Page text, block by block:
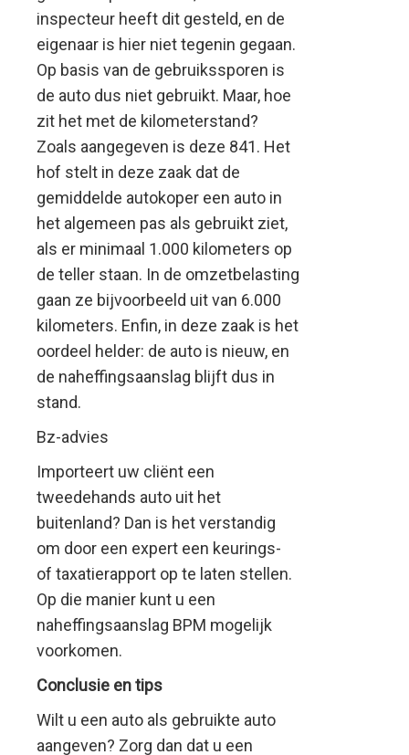
inspecteur heeft dit gesteld, en de
eigenaar is hier niet tegenin gegaan.
Op basis van de gebruikssporen is
de auto dus niet gebruikt. Maar, hoe
zit het met de kilometerstand?
Zoals aangegeven is deze 841. Het
hof stelt in deze zaak dat de
gemiddelde autokoper een auto in
het algemeen pas als gebruikt ziet,
als er minimaal 1.000 kilometers op
de teller staan. In de omzetbelasting
gaan ze bijvoorbeeld uit van 6.000
kilometers. Enfin, in deze zaak is het
oordeel helder: de auto is nieuw, en
de naheffingsaanslag blijft dus in
stand.
Bz-advies
Importeert uw cliënt een
tweedehands auto uit het
buitenland? Dan is het verstandig
om door een expert een keurings-
of taxatierapport op te laten stellen.
Op die manier kunt u een
naheffingsaanslag BPM mogelijk
voorkomen.
Conclusie en tips
Wilt u een auto als gebruikte auto
aangeven? Zorg dan dat u een